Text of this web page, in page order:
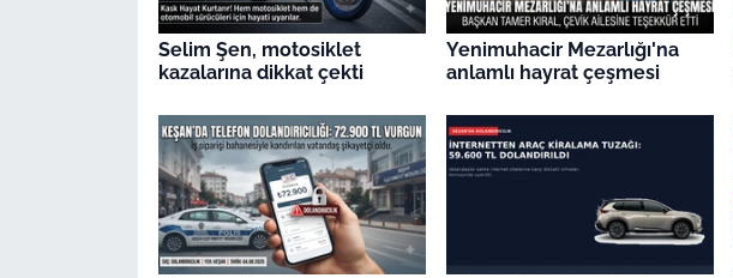
Selim Şen, motosiklet
kazalarına dikkat çekti
Yenimuhacir Mezarlığı'na
anlamlı hayrat çeşmesi